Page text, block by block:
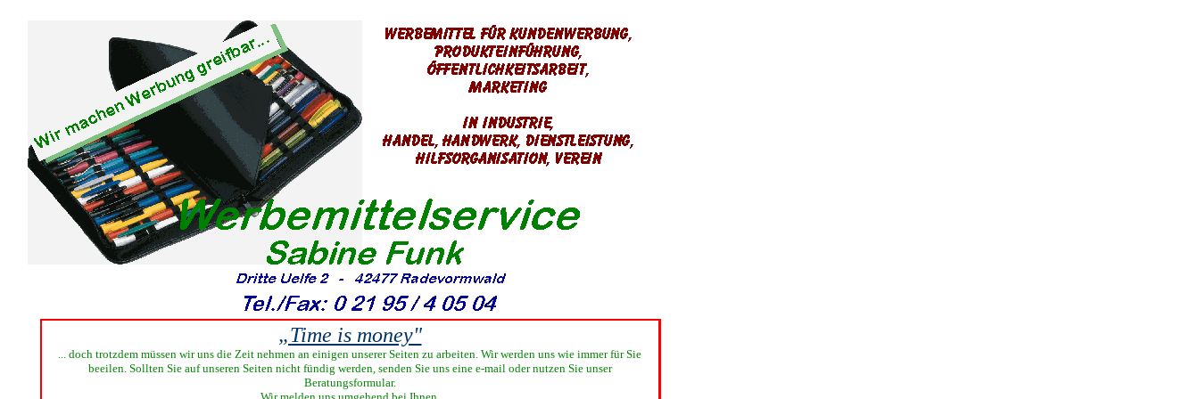
„Time is money"
... doch trotzdem müssen wir uns die Zeit nehmen an einigen unserer Seiten zu arbeiten. Wir werden uns wie immer für Sie
beeilen. Sollten Sie auf unseren Seiten nicht fündig werden, senden Sie uns eine e-mail oder nutzen Sie unser
Beratungsformular.